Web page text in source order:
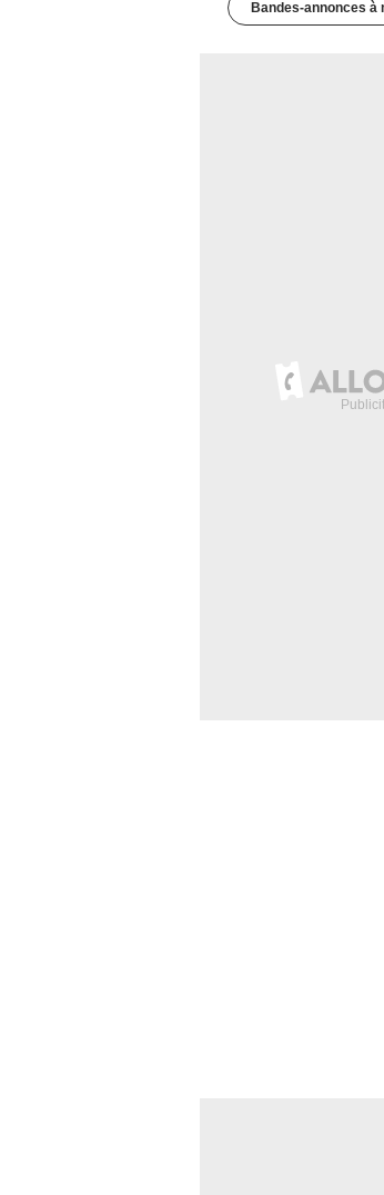
Bandes-annonces à